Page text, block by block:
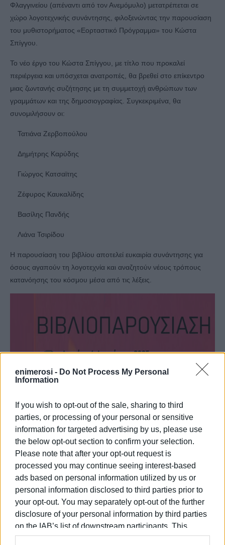
enimerosi - Do Not Process My Personal
Information
If you wish to opt-out of the sale, sharing to third
parties, or processing of your personal or sensitive
information for targeted advertising by us, please use
the below opt-out section to confirm your selection.
Please note that after your opt-out request is
processed you may continue seeing interest-based
ads based on personal information utilized by us or
personal information disclosed to third parties prior to
your opt-out. You may separately opt-out of the further
disclosure of your personal information by third parties
on the IAB’s list of downstream participants. This
information may also be disclosed by us to third parties
Φλαγγινείου (απέναντι από τον Ανεμόμυλο) μετατρέπεται σε
χώρο λογοτεχνικής συνάντησης, φιλοξενώντας την παρουσίαση
του μυθιστορήματος «Εορταστικό Πρόγραμμα» του Κώστα
Σπίγγου.
Το νέο έργο του Κώστα Σπίγγου, με τίτλο που προκαλεί
περιέργεια και υπόσχεται ανατροπές, θα βρεθεί στο επίκεντρο
μιας ζωντανής συζήτησης με τη συμμετοχή ανθρώπων των
γραμμάτων και της δημοσιογραφίας. Συγκεκριμένα, θα
συνομιλήσουν οι:
Τατιάνα Ζερβοπούλου
Δημήτρης Καρύδης
Γιώργος Κατσαϊτης
Ζέφυρος Καυκαλίδης
Βασίλης Πανδής
Λιάνα Τσιρίδου
Η παρουσίαση του βιβλίου αποτελεί ευκαιρία συνάντησης για
όσους αγαπούν τη λογοτεχνία και αναζητούν νέους τρόπους
κατανόησης του κόσμου μέσα από τις λέξεις.